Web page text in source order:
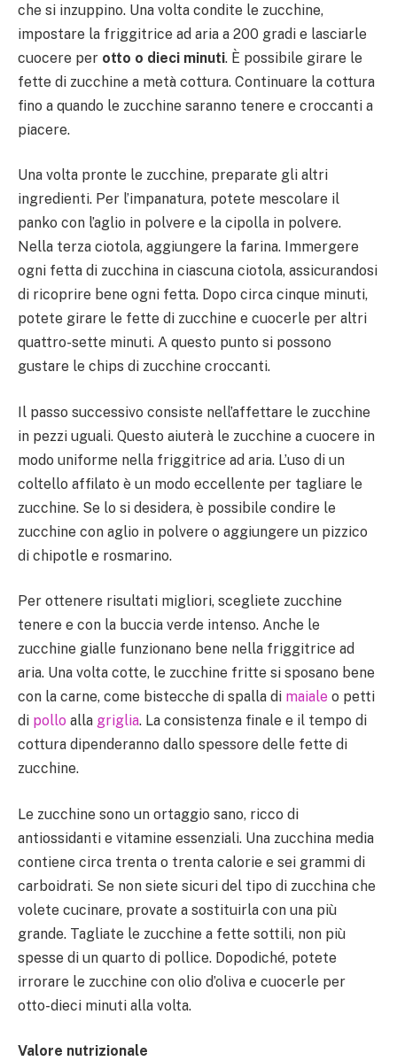
che si inzuppino. Una volta condite le zucchine,
impostare la friggitrice ad aria a 200 gradi e lasciarle
cuocere per otto o dieci minuti. È possibile girare le
fette di zucchine a metà cottura. Continuare la cottura
fino a quando le zucchine saranno tenere e croccanti a
piacere.
Una volta pronte le zucchine, preparate gli altri
ingredienti. Per l’impanatura, potete mescolare il
panko con l’aglio in polvere e la cipolla in polvere.
Nella terza ciotola, aggiungere la farina. Immergere
ogni fetta di zucchina in ciascuna ciotola, assicurandosi
di ricoprire bene ogni fetta. Dopo circa cinque minuti,
potete girare le fette di zucchine e cuocerle per altri
quattro-sette minuti. A questo punto si possono
gustare le chips di zucchine croccanti.
Il passo successivo consiste nell’affettare le zucchine
in pezzi uguali. Questo aiuterà le zucchine a cuocere in
modo uniforme nella friggitrice ad aria. L’uso di un
coltello affilato è un modo eccellente per tagliare le
zucchine. Se lo si desidera, è possibile condire le
zucchine con aglio in polvere o aggiungere un pizzico
di chipotle e rosmarino.
Per ottenere risultati migliori, scegliete zucchine
tenere e con la buccia verde intenso. Anche le
zucchine gialle funzionano bene nella friggitrice ad
aria. Una volta cotte, le zucchine fritte si sposano bene
con la carne, come bistecche di spalla di maiale o petti
di pollo alla griglia. La consistenza finale e il tempo di
cottura dipenderanno dallo spessore delle fette di
zucchine.
Le zucchine sono un ortaggio sano, ricco di
antiossidanti e vitamine essenziali. Una zucchina media
contiene circa trenta o trenta calorie e sei grammi di
carboidrati. Se non siete sicuri del tipo di zucchina che
volete cucinare, provate a sostituirla con una più
grande. Tagliate le zucchine a fette sottili, non più
spesse di un quarto di pollice. Dopodiché, potete
irrorare le zucchine con olio d’oliva e cuocerle per
otto-dieci minuti alla volta.
Valore nutrizionale